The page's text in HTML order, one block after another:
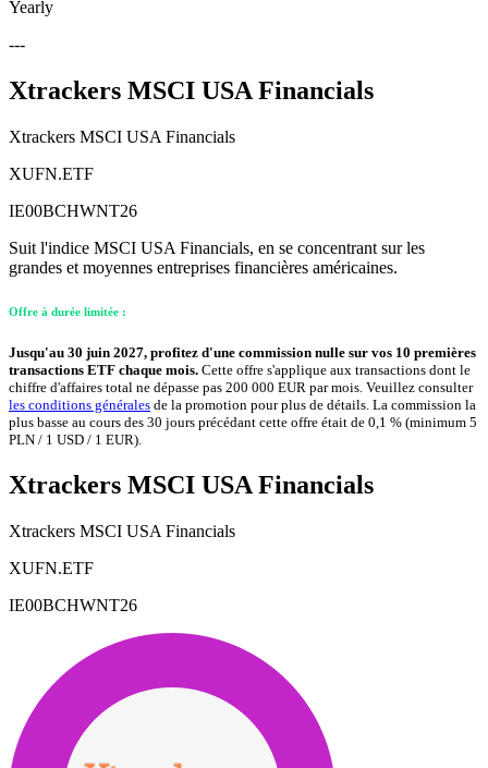
Yearly
---
Xtrackers MSCI USA Financials
Xtrackers MSCI USA Financials
XUFN.ETF
IE00BCHWNT26
Suit l'indice MSCI USA Financials, en se concentrant sur les
grandes et moyennes entreprises financières américaines.
Offre à durée limitée :
Jusqu'au 30 juin 2027, profitez d'une commission nulle sur vos 10 premières
transactions ETF chaque mois. Cette offre s'applique aux transactions dont le
chiffre d'affaires total ne dépasse pas 200 000 EUR par mois. Veuillez consulter
les conditions générales de la promotion pour plus de détails. La commission la
plus basse au cours des 30 jours précédant cette offre était de 0,1 % (minimum 5
PLN / 1 USD / 1 EUR).
Xtrackers MSCI USA Financials
Xtrackers MSCI USA Financials
XUFN.ETF
IE00BCHWNT26